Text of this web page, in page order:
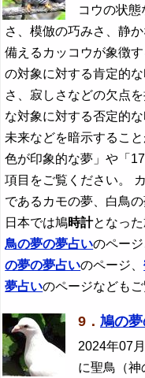
コウの状
さ、模倣の巧みさ、静
備えるカッコウが象徴
の対象に対する肯定的
さ、寂しさなどの欠点
な対象に対する否定的
未来などを暗示するこ
色が印象的な夢」や「
項目をご覧ください。
であるカモの夢、白鳥
日本では鳩時計となっ
鳥の夢の夢占いのページ
の夢の夢占いのページ、
夢占いのページなどもご
9． 鳩の
2024年07
に聖鳥（